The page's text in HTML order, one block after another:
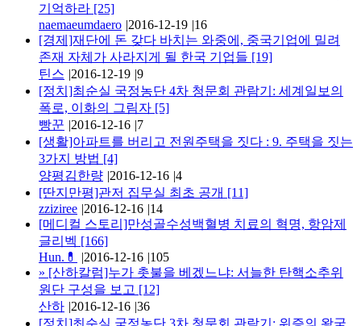
기억하라 [25]
naemaeumdaero |2016-12-19 |16
[경제]재단에 돈 갖다 바치는 와중에, 중국기업에 밀려
존재 자체가 사라지게 될 한국 기업들 [19]
틴스 |2016-12-19 |9
[정치]최순실 국정농단 4차 청문회 관람기: 세계일보의
폭로, 이화의 그림자 [5]
빵꾼 |2016-12-16 |7
[생활]아파트를 버리고 전원주택을 짓다 : 9. 주택을 짓는
3가지 방법 [4]
양평김한량 |2016-12-16 |4
[딴지만평]관저 집무실 최초 공개 [11]
zziziree |2016-12-16 |14
[메디컬 스토리]만성골수성백혈병 치료의 혁명, 항암제
글리벡 [166]
Hun.💊
|2016-12-16 |105
» [산하칼럼]누가 촛불을 베겠느냐: 서늘한 탄핵소추위
원단 구성을 보고 [12]
산하 |2016-12-16 |36
[정치]최순실 국정농단 3차 청문회 관람기: 위증의 왕국